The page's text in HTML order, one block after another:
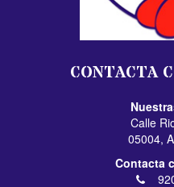
CONTACTA
Calle
05004,
Contacta